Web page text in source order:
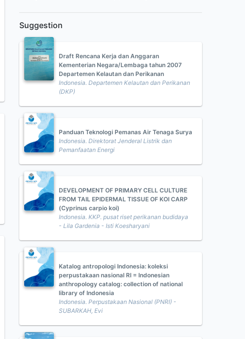
Suggestion
Draft Rencana Kerja dan Anggaran
Kementerian Negara/Lembaga tahun 2007
Departemen Kelautan dan Perikanan
Indonesia. Departemen Kelautan dan Perikanan
(DKP)
Panduan Teknologi Pemanas Air Tenaga Surya
Indonesia. Direktorat Jenderal Listrik dan
Pemanfaatan Energi
DEVELOPMENT OF PRIMARY CELL CULTURE
FROM TAIL EPIDERMAL TISSUE OF KOI CARP
(Cyprinus carpio koi)
Indonesia. KKP. pusat riset perikanan budidaya
- Lila Gardenia - Isti Koesharyani
Katalog antropologi Indonesia: koleksi
perpustakaan nasional RI = Indonesian
anthropology catalog: collection of national
library of Indonesia
Indonesia. Perpustakaan Nasional (PNRI) -
SUBARKAH, Evi